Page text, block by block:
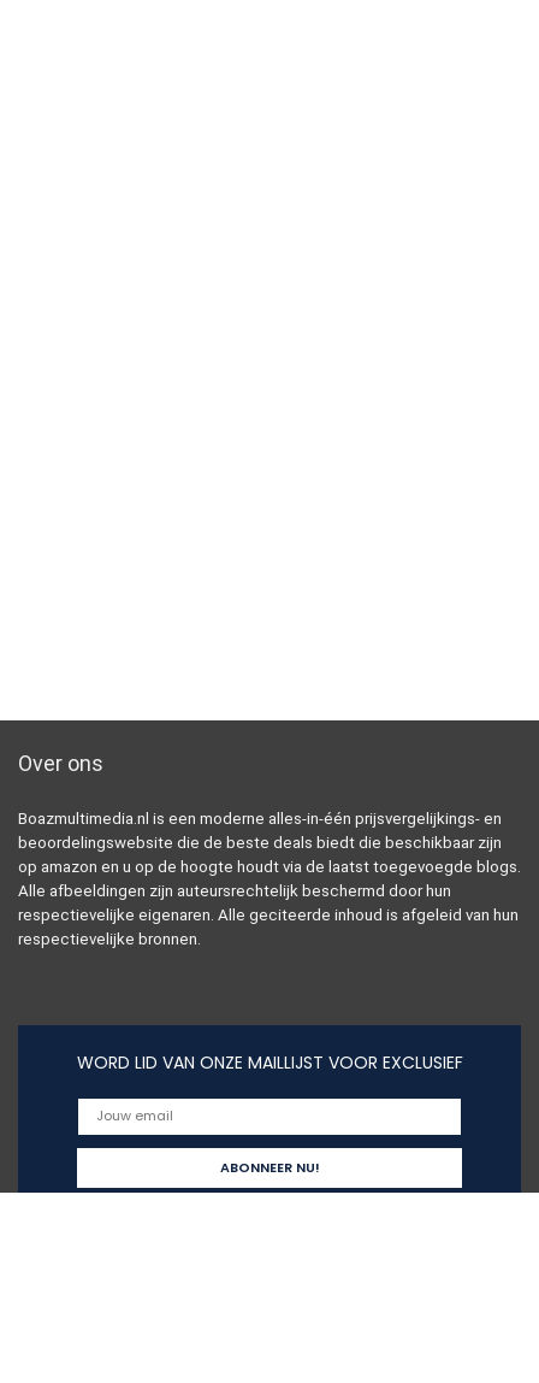
Over ons
Boazmultimedia.nl is een moderne alles-in-één prijsvergelijkings- en
beoordelingswebsite die de beste deals biedt die beschikbaar zijn
op amazon en u op de hoogte houdt via de laatst toegevoegde blogs.
Alle afbeeldingen zijn auteursrechtelijk beschermd door hun
respectievelijke eigenaren. Alle geciteerde inhoud is afgeleid van hun
respectievelijke bronnen.
WORD LID VAN ONZE MAILLIJST VOOR EXCLUSIEF